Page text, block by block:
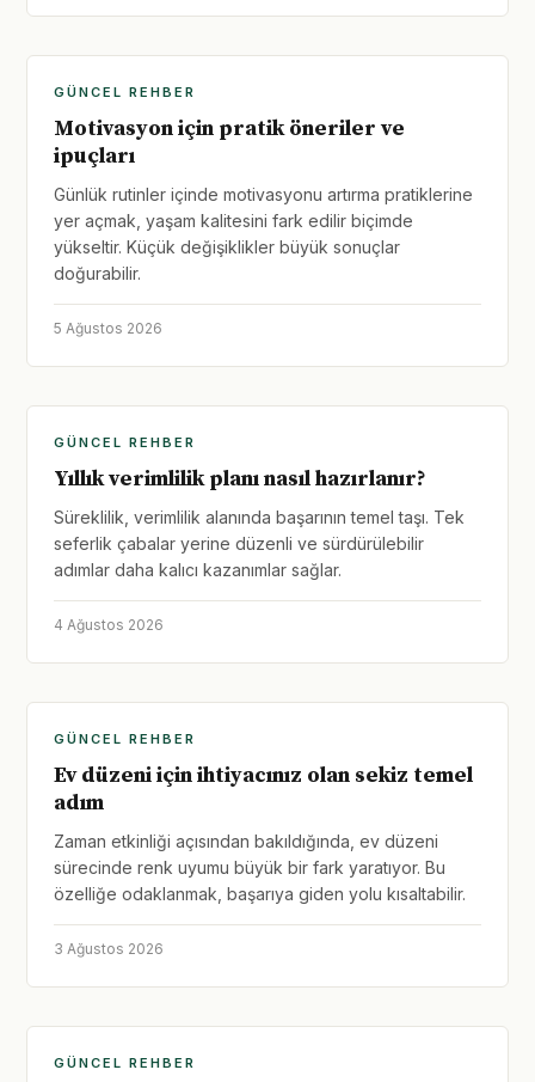
GÜNCEL REHBER
Motivasyon için pratik öneriler ve
ipuçları
Günlük rutinler içinde motivasyonu artırma pratiklerine
yer açmak, yaşam kalitesini fark edilir biçimde
yükseltir. Küçük değişiklikler büyük sonuçlar
doğurabilir.
5 Ağustos 2026
GÜNCEL REHBER
Yıllık verimlilik planı nasıl hazırlanır?
Süreklilik, verimlilik alanında başarının temel taşı. Tek
seferlik çabalar yerine düzenli ve sürdürülebilir
adımlar daha kalıcı kazanımlar sağlar.
4 Ağustos 2026
GÜNCEL REHBER
Ev düzeni için ihtiyacınız olan sekiz temel
adım
Zaman etkinliği açısından bakıldığında, ev düzeni
sürecinde renk uyumu büyük bir fark yaratıyor. Bu
özelliğe odaklanmak, başarıya giden yolu kısaltabilir.
3 Ağustos 2026
GÜNCEL REHBER